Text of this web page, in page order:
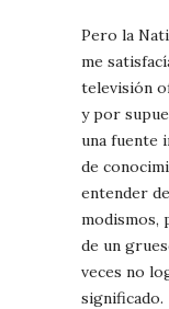
Pero la
me
televisión
y por
una fuente
de
entender
modismos,
de un
veces no
significado.